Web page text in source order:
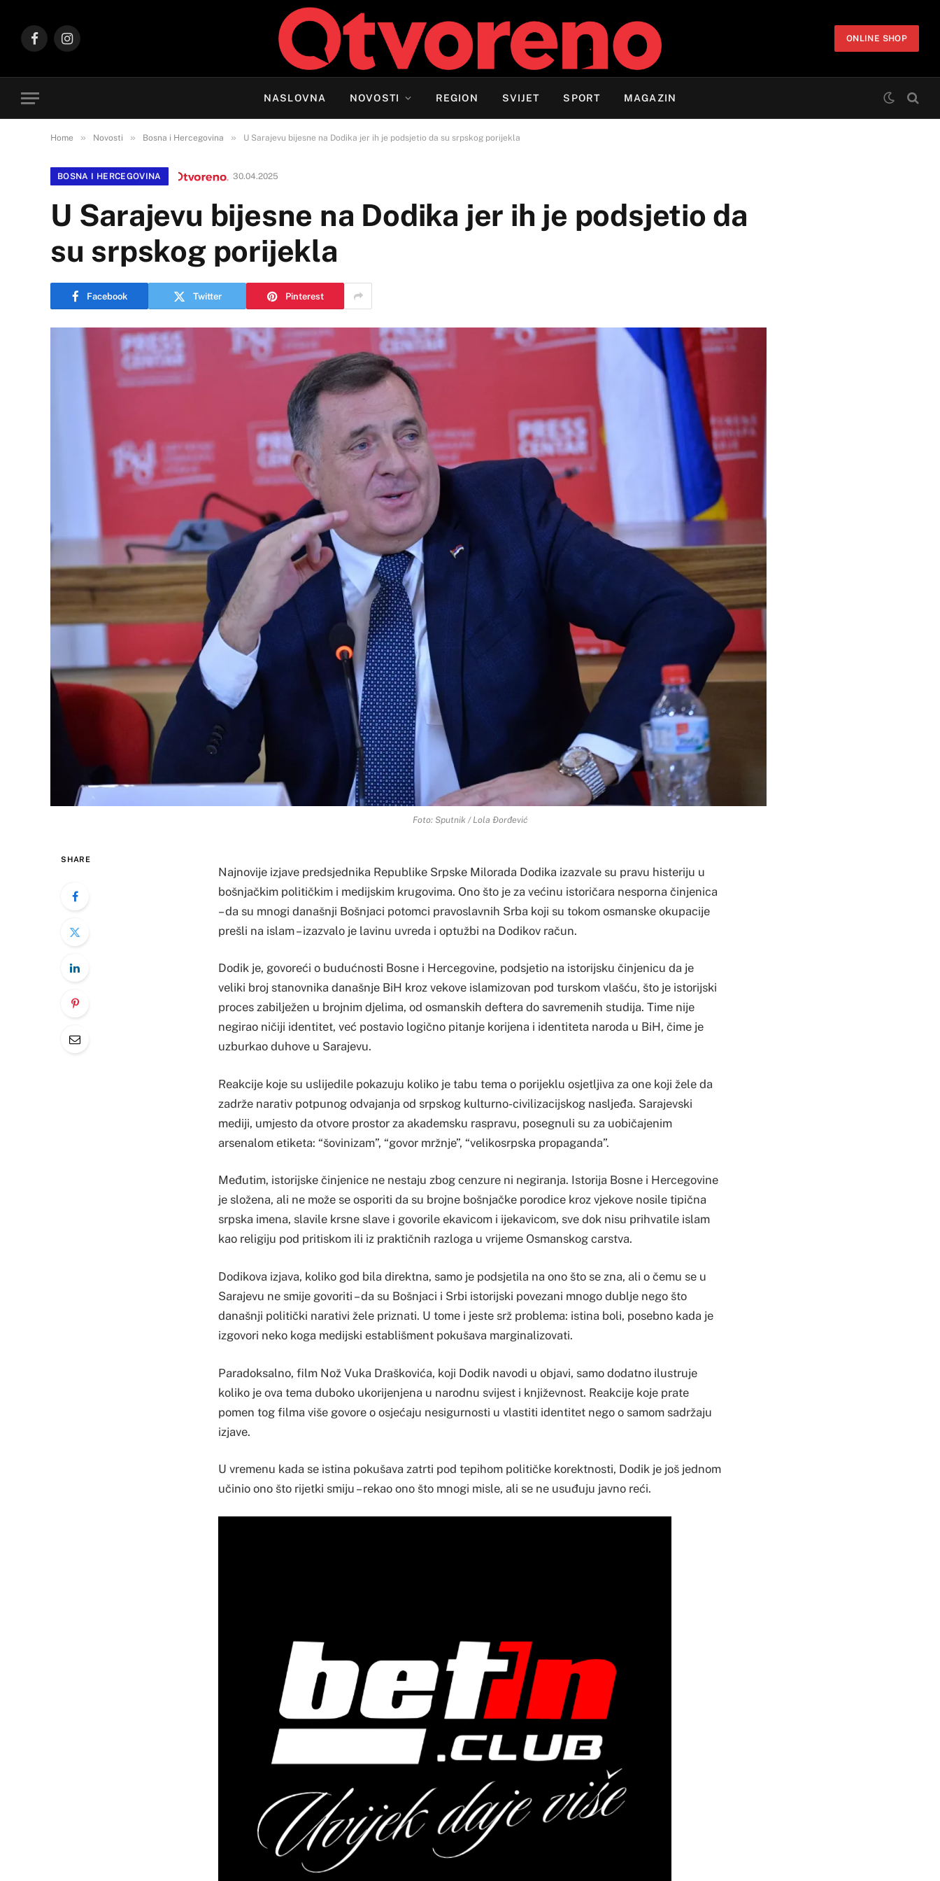
FacebookInstagram
ONLINE SHOP
NASLOVNA NOVOSTI REGION SVIJET SPORT MAGAZIN
Home » Novosti » Bosna i Hercegovina » U Sarajevu bijesne na Dodika jer ih je podsjetio da su srpskog porijekla
BOSNA I HERCEGOVINA 30.04.2025
U Sarajevu bijesne na Dodika jer ih je podsjetio da
su srpskog porijekla
Facebook Twitter Pinterest
Foto: Sputnik / Lola Đorđević
SHARE
Najnovije izjave predsjednika Republike Srpske Milorada Dodika izazvale su pravu histeriju u
bošnjačkim političkim i medijskim krugovima. Ono što je za većinu istoričara nesporna činjenica
– da su mnogi današnji Bošnjaci potomci pravoslavnih Srba koji su tokom osmanske okupacije
prešli na islam – izazvalo je lavinu uvreda i optužbi na Dodikov račun.
Dodik je, govoreći o budućnosti Bosne i Hercegovine, podsjetio na istorijsku činjenicu da je
veliki broj stanovnika današnje BiH kroz vekove islamizovan pod turskom vlašću, što je istorijski
proces zabilježen u brojnim djelima, od osmanskih deftera do savremenih studija. Time nije
negirao ničiji identitet, već postavio logično pitanje korijena i identiteta naroda u BiH, čime je
uzburkao duhove u Sarajevu.
Reakcije koje su uslijedile pokazuju koliko je tabu tema o porijeklu osjetljiva za one koji žele da
zadrže narativ potpunog odvajanja od srpskog kulturno-civilizacijskog nasljeđa. Sarajevski
mediji, umjesto da otvore prostor za akademsku raspravu, posegnuli su za uobičajenim
arsenalom etiketa: “šovinizam”, “govor mržnje”, “velikosrpska propaganda”.
Međutim, istorijske činjenice ne nestaju zbog cenzure ni negiranja. Istorija Bosne i Hercegovine
je složena, ali ne može se osporiti da su brojne bošnjačke porodice kroz vjekove nosile tipična
srpska imena, slavile krsne slave i govorile ekavicom i ijekavicom, sve dok nisu prihvatile islam
kao religiju pod pritiskom ili iz praktičnih razloga u vrijeme Osmanskog carstva.
Dodikova izjava, koliko god bila direktna, samo je podsjetila na ono što se zna, ali o čemu se u
Sarajevu ne smije govoriti – da su Bošnjaci i Srbi istorijski povezani mnogo dublje nego što
današnji politički narativi žele priznati. U tome i jeste srž problema: istina boli, posebno kada je
izgovori neko koga medijski establišment pokušava marginalizovati.
Paradoksalno, film Nož Vuka Draškovića, koji Dodik navodi u objavi, samo dodatno ilustruje
koliko je ova tema duboko ukorijenjena u narodnu svijest i književnost. Reakcije koje prate
pomen tog filma više govore o osjećaju nesigurnosti u vlastiti identitet nego o samom sadržaju
izjave.
U vremenu kada se istina pokušava zatrti pod tepihom političke korektnosti, Dodik je još jednom
učinio ono što rijetki smiju – rekao ono što mnogi misle, ali se ne usuđuju javno reći.